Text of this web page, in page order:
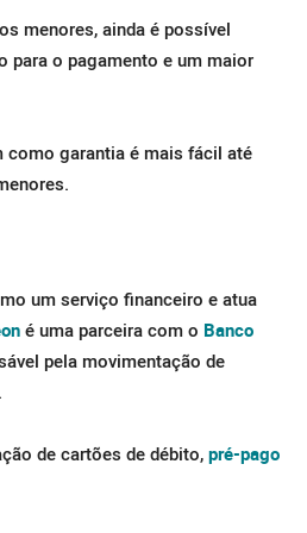
menores, ainda é possível
para o pagamento e um maior
como garantia é mais fácil até
um serviço financeiro e atua
é uma parceira com o Banco
pela movimentação de
de cartões de débito, pré-pago